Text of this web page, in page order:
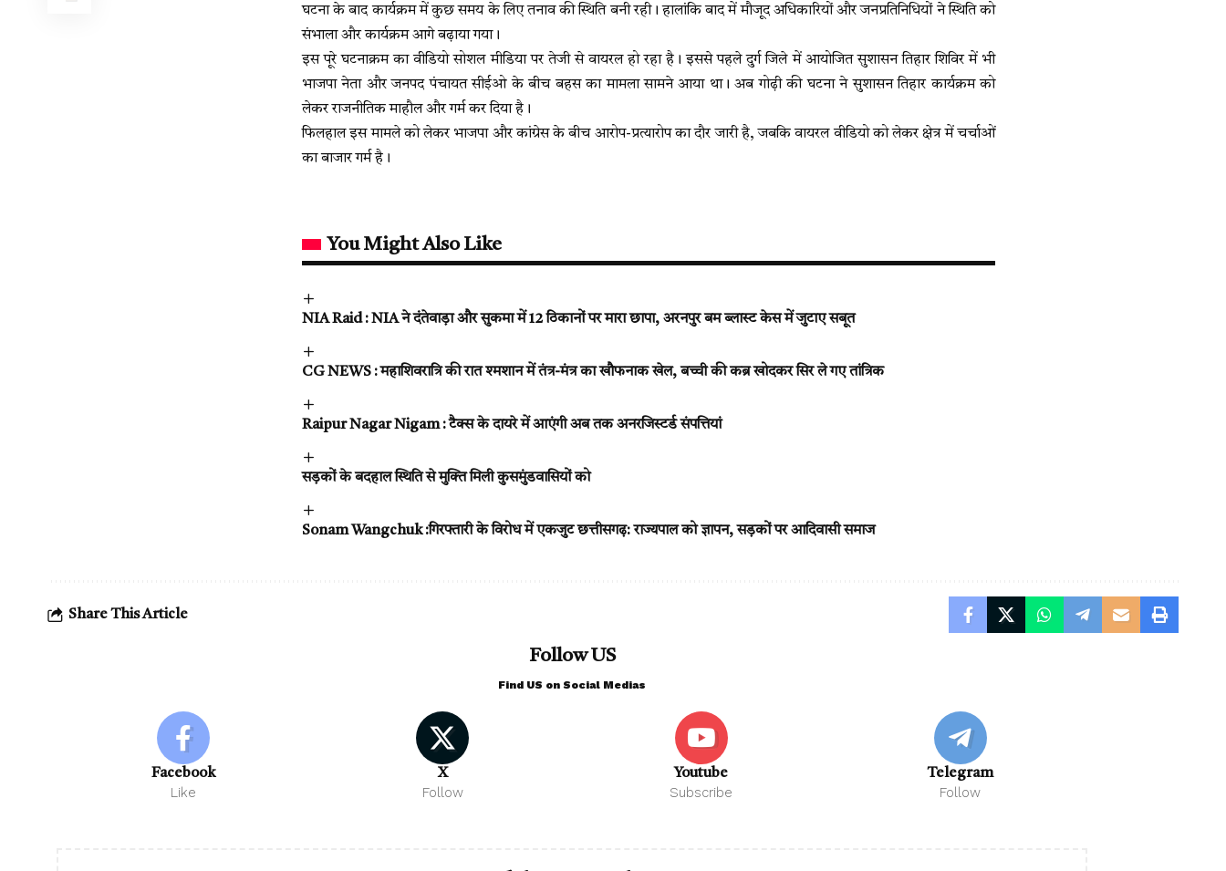
घटना के बाद कार्यक्रम में कुछ समय के लिए तनाव की स्थिति बनी रही। हालांकि बाद में मौजूद अधिकारियों और जनप्रतिनिधियों ने स्थिति को
संभाला और कार्यक्रम आगे बढ़ाया गया।
इस पूरे घटनाक्रम का वीडियो सोशल मीडिया पर तेजी से वायरल हो रहा है। इससे पहले दुर्ग जिले में आयोजित सुशासन तिहार शिविर में भी
भाजपा नेता और जनपद पंचायत सीईओ के बीच बहस का मामला सामने आया था। अब गोढ़ी की घटना ने सुशासन तिहार कार्यक्रम को
लेकर राजनीतिक माहौल और गर्म कर दिया है।
फिलहाल इस मामले को लेकर भाजपा और कांग्रेस के बीच आरोप-प्रत्यारोप का दौर जारी है, जबकि वायरल वीडियो को लेकर क्षेत्र में चर्चाओं
का बाजार गर्म है।
You Might Also Like
NIA Raid : NIA ने दंतेवाड़ा और सुकमा में 12 ठिकानों पर मारा छापा, अरनपुर बम ब्लास्ट केस में जुटाए सबूत
CG NEWS : महाशिवरात्रि की रात श्मशान में तंत्र-मंत्र का खौफनाक खेल, बच्ची की कब्र खोदकर सिर ले गए तांत्रिक
Raipur Nagar Nigam : टैक्स के दायरे में आएंगी अब तक अनरजिस्टर्ड संपत्तियां
सड़कों के बदहाल स्थिति से मुक्ति मिली कुसमुंडवासियों को
Sonam Wangchuk :गिरफ्तारी के विरोध में एकजुट छत्तीसगढ़: राज्यपाल को ज्ञापन, सड़कों पर आदिवासी समाज
Share This Article
Follow US
Find US on Social Medias
Facebook
Like
X
Follow
Youtube
Subscribe
Telegram
Follow